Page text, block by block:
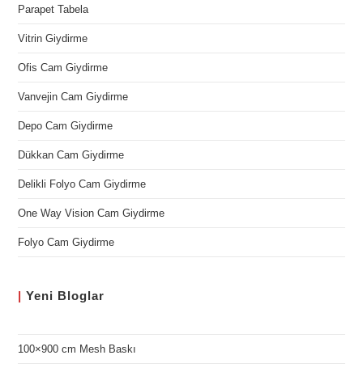
Parapet Tabela
Vitrin Giydirme
Ofis Cam Giydirme
Vanvejin Cam Giydirme
Depo Cam Giydirme
Dükkan Cam Giydirme
Delikli Folyo Cam Giydirme
One Way Vision Cam Giydirme
Folyo Cam Giydirme
| Yeni Bloglar
100×900 cm Mesh Baskı